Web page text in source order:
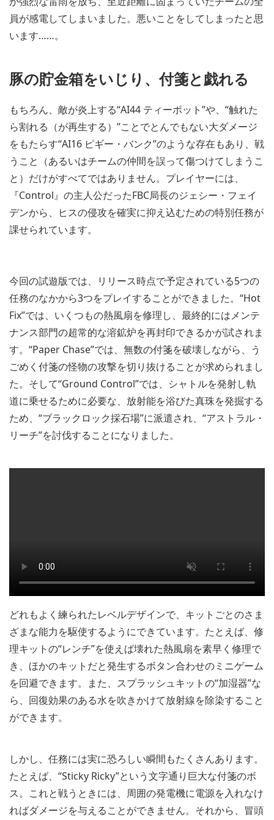
員が感電してしまいました。悪いことをしてしまったと思
います……。
豚の貯金箱をいじり、付箋と戯れる
もちろん、敵が炎上する“AI44 ティーポット”や、“触れた
ら割れる（が再生する）”ことでとんでもない大ダメージ
をもたらす“AI16 ピギー・バンク”のような存在もあり、戦
うこと（あるいはチームの仲間を誤って傷つけてしまうこ
と）だけがすべてではありません。プレイヤーには、
『Control』の主人公だったFBC局長のジェシー・フェイ
デンから、ヒスの侵攻を確実に抑え込むための特別任務が
課せられています。
今回の試遊版では、リリース時点で予定されている5つの
任務のなかから3つをプレイすることができました。“Hot
Fix”では、いくつもの熱風扇を修理し、最終的にはメンテ
ナンス部門の超常的な溶鉱炉を再封印できるかが試されま
す。“Paper Chase”では、無数の付箋を破壊しながら、う
ごめく付箋の怪物の攻撃を切り抜けることが求められまし
た。そして“Ground Control”では、シャトルを発射し軌
道に乗せるために必要な、放射能を浴びた真珠を発掘する
ため、“ブラックロック採石場”に派遣され、“アストラル・
リーチ”を討伐することになりました。
どれもよく練られたレベルデザインで、キットごとのさま
ざまな能力を駆使するようにできています。たとえば、修
理キットの“レンチ”を使えば壊れた熱風扇を素早く修理で
き、ほかのキットだと発生するボタン合わせのミニゲーム
を回避できます。また、スプラッシュキットの“加湿器”な
ら、回復効果のある水を吹きかけて放射線を除染すること
ができます。
しかし、任務には実に恐ろしい瞬間もたくさんあります。
たとえば、“Sticky Ricky”という文字通り巨大な付箋のボ
ス。これと戦うときには、周囲の発電機に電源を入れなけ
ればダメージを与えることができません。それから、冒頭